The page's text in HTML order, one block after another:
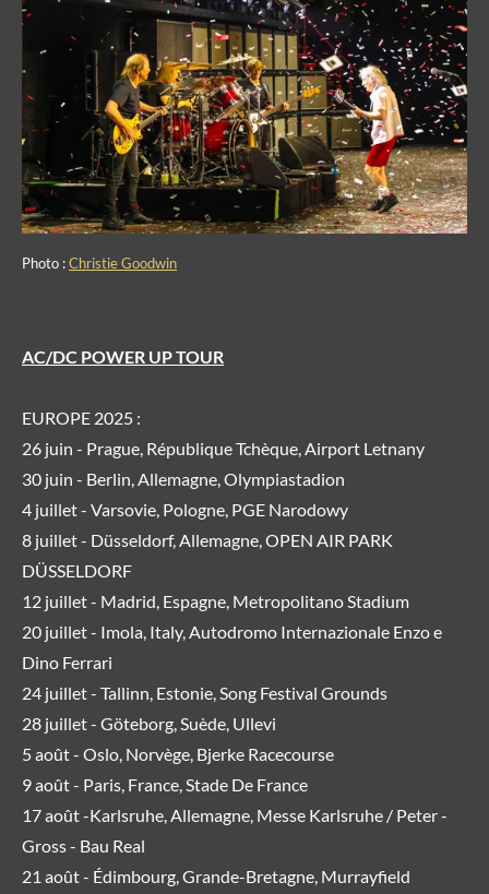
Photo :Christie Goodwin
AC/DC POWER UP TOUR
EUROPE 2025 :
26 juin - Prague, République Tchèque, Airport Letnany
30 juin - Berlin, Allemagne, Olympiastadion
4 juillet - Varsovie, Pologne, PGE Narodowy
8 juillet - Düsseldorf, Allemagne, OPEN AIR PARK
DÜSSELDORF
12 juillet - Madrid, Espagne, Metropolitano Stadium
20 juillet - Imola, Italy, Autodromo Internazionale Enzo e
Dino Ferrari
24 juillet - Tallinn, Estonie, Song Festival Grounds
28 juillet - Göteborg, Suède, Ullevi
5 août - Oslo, Norvège, Bjerke Racecourse
9 août - Paris, France, Stade De France
17 août -Karlsruhe, Allemagne, Messe Karlsruhe / Peter -
Gross - Bau Real
21 août - Édimbourg, Grande-Bretagne, Murrayfield